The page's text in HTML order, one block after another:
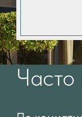
Часто